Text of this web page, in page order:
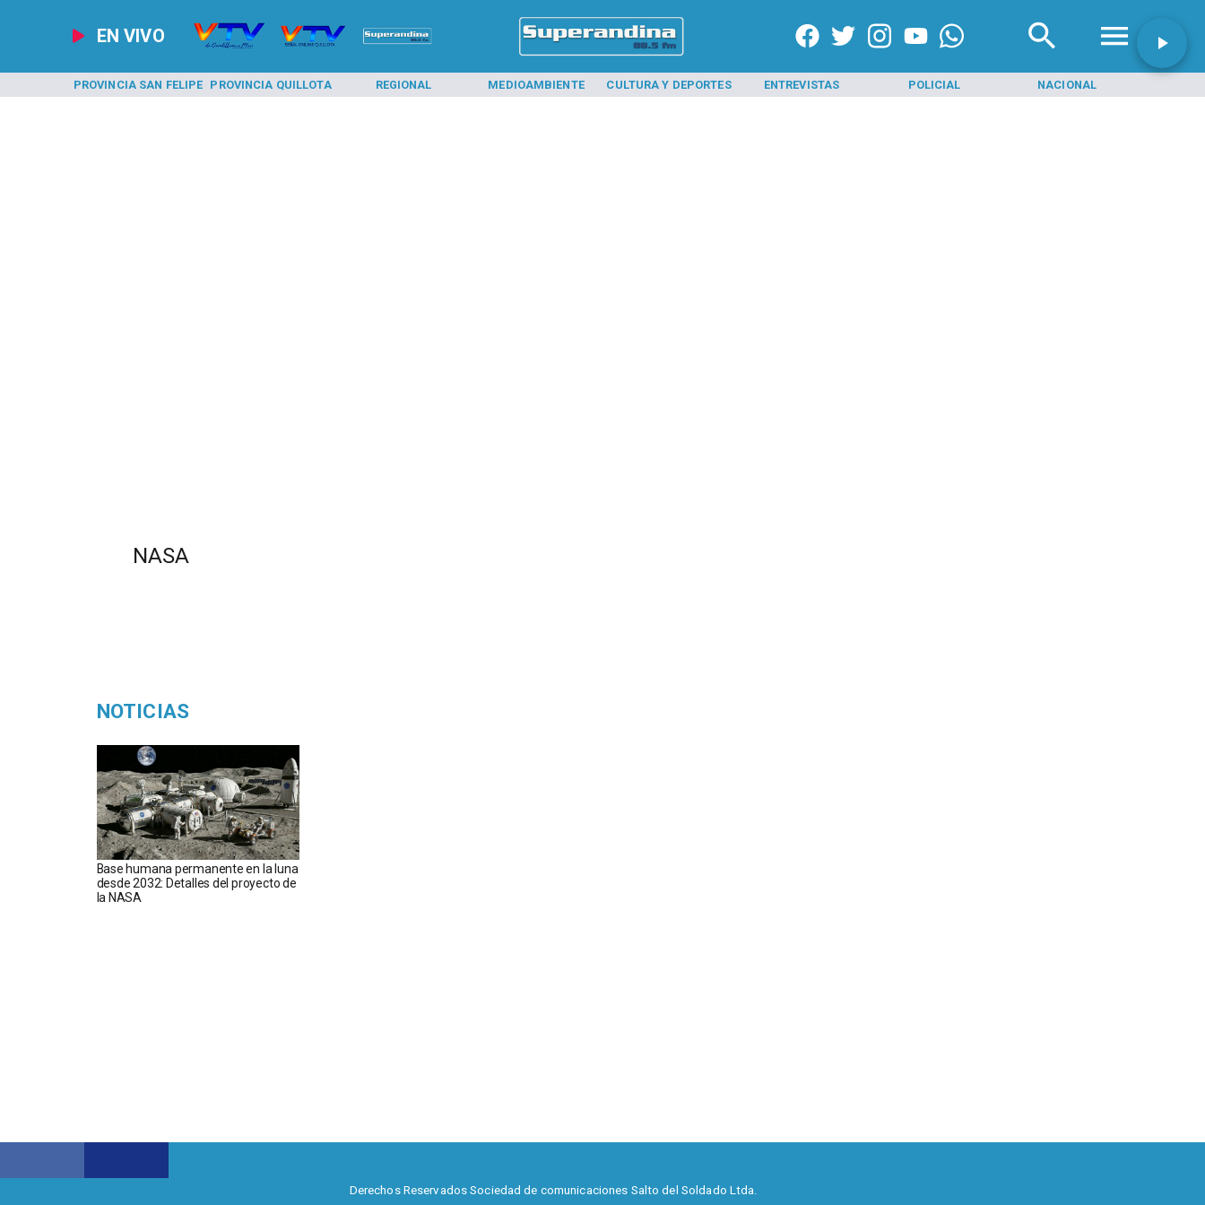
EN VIVO
PROVINCIA SAN FELIPE PROVINCIA QUILLOTA REGIONAL MEDIOAMBIENTE CULTURA Y DEPORTES ENTREVISTAS POLICIAL NACIONAL
NASA
NOTICIAS
Base humana permanente en la luna
desde 2032: Detalles del proyecto de
la NASA
Derechos Reservados Sociedad de comunicaciones Salto del Soldado Ltda.